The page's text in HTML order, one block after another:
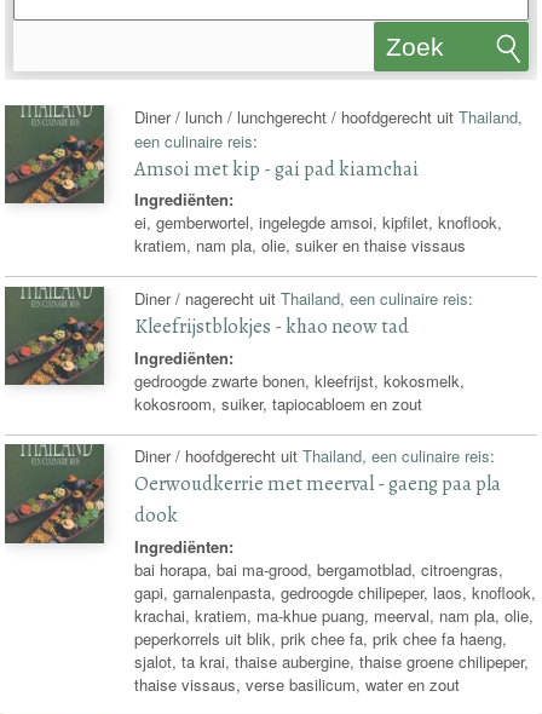
Zoek
Diner / lunch / lunchgerecht / hoofdgerecht uitThailand,
een culinaire reis:
Amsoi met kip - gai pad kiamchai
Ingrediënten:
ei, gemberwortel, ingelegde amsoi, kipfilet, knoflook,
kratiem, nam pla, olie, suiker en thaise vissaus
Diner / nagerecht uitThailand, een culinaire reis:
Kleefrijstblokjes - khao neow tad
Ingrediënten:
gedroogde zwarte bonen, kleefrijst, kokosmelk,
kokosroom, suiker, tapiocabloem en zout
Diner / hoofdgerecht uitThailand, een culinaire reis:
Oerwoudkerrie met meerval - gaeng paa pla
dook
Ingrediënten:
bai horapa, bai ma-grood, bergamotblad, citroengras,
gapi, garnalenpasta, gedroogde chilipeper, laos, knoflook,
krachai, kratiem, ma-khue puang, meerval, nam pla, olie,
peperkorrels uit blik, prik chee fa, prik chee fa haeng,
sjalot, ta krai, thaise aubergine, thaise groene chilipeper,
thaise vissaus, verse basilicum, water en zout